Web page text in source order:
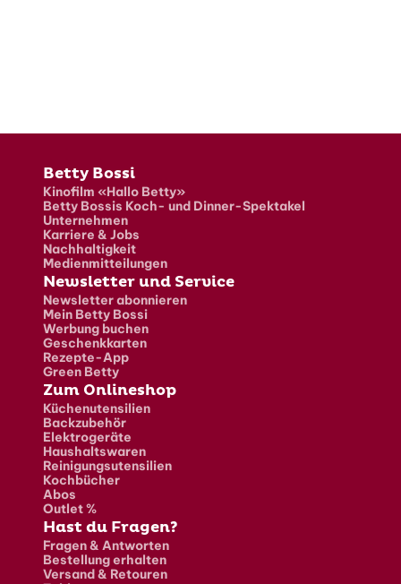
Fusszeile
Betty Bossi
Kinofilm «Hallo Betty»
Betty Bossis Koch- und Dinner-Spektakel
Unternehmen
Karriere & Jobs
Nachhaltigkeit
Medienmitteilungen
Newsletter und Service
Newsletter abonnieren
Mein Betty Bossi
Werbung buchen
Geschenkkarten
Rezepte-App
Green Betty
Zum Onlineshop
Küchenutensilien
Backzubehör
Elektrogeräte
Haushaltswaren
Reinigungsutensilien
Kochbücher
Abos
Outlet %
Hast du Fragen?
Fragen & Antworten
Bestellung erhalten
Versand & Retouren